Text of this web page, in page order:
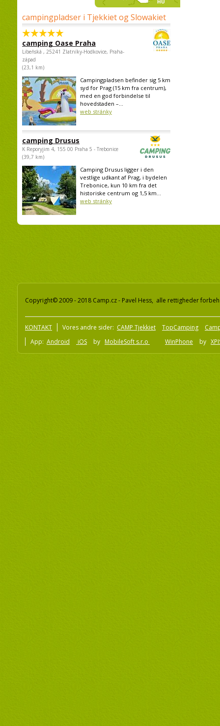
campingpladser i Tjekkiet og Slowakiet
camping Oase Praha
Libeňská , 25241 Zlatníky-Hodkovice, Praha-
západ
(23,1 km)
Campingpladsen befinder sig 5 km
syd for Prag (15 km fra centrum),
med en god forbindelse til
hovedstaden –...
web stránky
camping Drusus
K Reporyjim 4, 155 00 Praha 5 - Trebonice
(39,7 km)
Camping Drusus ligger i den
vestlige udkant af Prag, i bydelen
Trebonice, kun 10 km fra det
historiske centrum og 1,5 km...
web stránky
Copyright© 2009 - 2018 Camp.cz - Pavel Hess, alle rettigheder
KONTAKT Vores andre sider: CAMP Tjekkiet TopCamping
App: Android iOS by MobileSoft s.r.o WinPhone by